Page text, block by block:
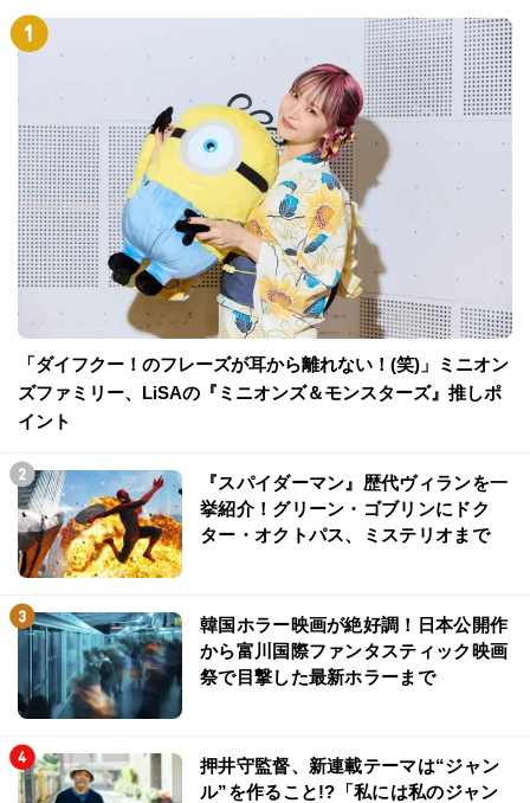
「ダイフクー！のフレーズが耳から離れない！(笑)」ミニオン
ズファミリー、LiSAの『ミニオンズ＆モンスターズ』推しポ
イント
『スパイダーマン』歴代ヴィランを一
挙紹介！グリーン・ゴブリンにドク
ター・オクトパス、ミステリオまで
韓国ホラー映画が絶好調！日本公開作
から富川国際ファンタスティック映画
祭で目撃した最新ホラーまで
押井守監督、新連載テーマは“ジャン
ル”を作ること!?「私には私のジャン